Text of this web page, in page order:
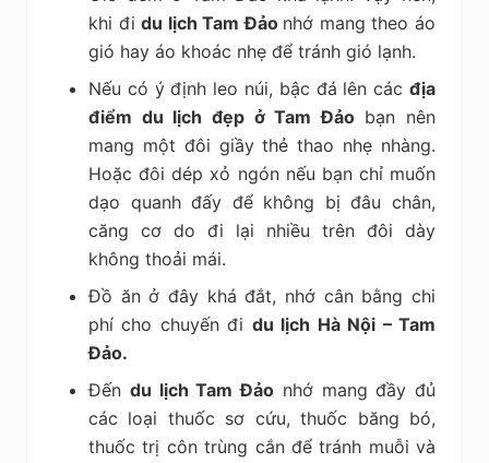
khi đidu lịch Tam Đảo nhớ mang theo áo
gió hay áo khoác nhẹ để tránh gió lạnh.
Nếu có ý định leo núi, bậc đá lên các địa
điểm du lịch đẹp ở Tam Đảobạn nên
mang một đôi giầy thẻ thao nhẹ nhàng.
Hoặc đôi dép xỏ ngón nếu bạn chỉ muốn
dạo quanh đấy để không bị đâu chân,
căng cơ do đi lại nhiều trên đôi dày
không thoải mái.
Đồ ăn ở đây khá đắt, nhớ cân bằng chi
phí cho chuyến đi du lịch Hà Nội – Tam
Đảo.
Đến du lịch Tam Đảo nhớ mang đầy đủ
các loại thuốc sơ cứu, thuốc băng bó,
thuốc trị côn trùng cắn để tránh muỗi và